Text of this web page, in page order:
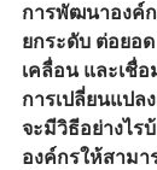
การพัฒนาองค์
ยกระดับ ต่อยอ
เคลื่อน และเชื่
การเปลี่ยนแป
จะมีวิธีอย่างไร
องค์กรให้สาม